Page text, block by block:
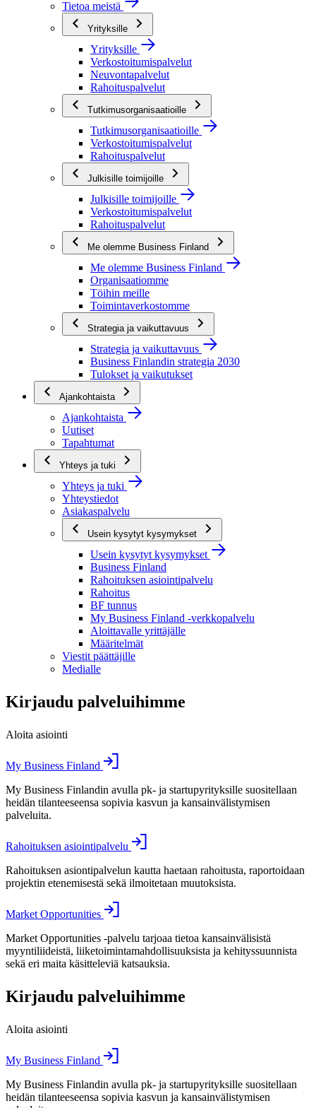
Tietoa meistä
Yrityksille
Yrityksille
Verkostoitumispalvelut
Neuvontapalvelut
Rahoituspalvelut
Tutkimusorganisaatioille
Tutkimusorganisaatioille
Verkostoitumispalvelut
Rahoituspalvelut
Julkisille toimijoille
Julkisille toimijoille
Verkostoitumispalvelut
Rahoituspalvelut
Me olemme Business Finland
Me olemme Business Finland
Organisaatiomme
Töihin meille
Toimintaverkostomme
Strategia ja vaikuttavuus
Strategia ja vaikuttavuus
Business Finlandin strategia 2030
Tulokset ja vaikutukset
Ajankohtaista
Ajankohtaista
Uutiset
Tapahtumat
Yhteys ja tuki
Yhteys ja tuki
Yhteystiedot
Asiakaspalvelu
Usein kysytyt kysymykset
Usein kysytyt kysymykset
Business Finland
Rahoituksen asiointipalvelu
Rahoitus
BF tunnus
My Business Finland -verkkopalvelu
Aloittavalle yrittäjälle
Määritelmät
Viestit päättäjille
Medialle
Kirjaudu palveluihimme
Aloita asiointi
My Business Finland
My Business Finlandin avulla pk- ja startupyrityksille suositellaan
heidän tilanteeseensa sopivia kasvun ja kansainvälistymisen
palveluita.
Rahoituksen asiointipalvelu
Rahoituksen asiontipalvelun kautta haetaan rahoitusta, raportoidaan
projektin etenemisestä sekä ilmoitetaan muutoksista.
Market Opportunities
Market Opportunities -palvelu tarjoaa tietoa kansainvälisistä
myyntiliideistä, liiketoimintamahdollisuuksista ja kehityssuunnista
sekä eri maita käsitteleviä katsauksia.
Kirjaudu palveluihimme
Aloita asiointi
My Business Finland
My Business Finlandin avulla pk- ja startupyrityksille suositellaan
heidän tilanteeseensa sopivia kasvun ja kansainvälistymisen